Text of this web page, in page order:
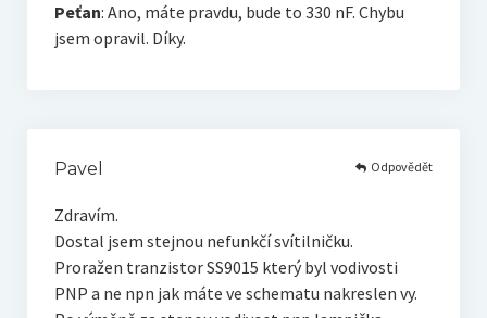
Peťan: Ano, máte pravdu, bude to 330 nF. Chybu
jsem opravil. Díky.
Pavel
Zdravím.
Dostal jsem stejnou nefunkčí svítilničku.
Proražen tranzistor SS9015 který byl vodivosti
PNP a ne npn jak máte ve schematu nakreslen vy.
Odpovědět